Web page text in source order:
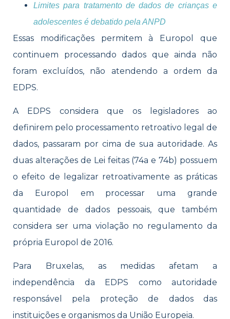
Limites para tratamento de dados de crianças e
adolescentes é debatido pela ANPD
Essas modificações permitem à Europol que
continuem processando dados que ainda não
foram excluídos, não atendendo a ordem da
EDPS.
A EDPS considera que os legisladores ao
definirem pelo processamento retroativo legal de
dados, passaram por cima de sua autoridade. As
duas alterações de Lei feitas (74a e 74b) possuem
o efeito de legalizar retroativamente as práticas
da Europol em processar uma grande
quantidade de dados pessoais, que também
considera ser uma violação no regulamento da
própria Europol de 2016.
Para Bruxelas, as medidas afetam a
independência da EDPS como autoridade
responsável pela proteção de dados das
instituições e organismos da União Europeia.